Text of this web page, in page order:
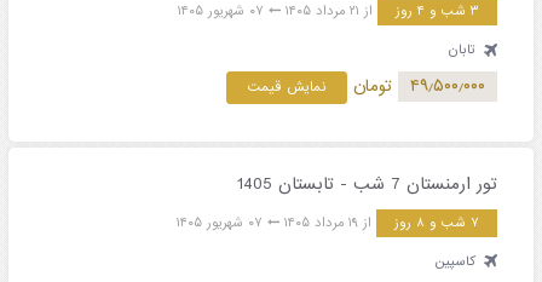
۳ شب و ۴ روز از ۲۱ مرداد ۱۴۰۵
۰۷ شهریور ۱۴۰۵
تابان
۴۹٫۵۰۰٫۰۰۰ تومان نمایش قیمت
تور ارمنستان 7 شب - تابستان 1405
۷ شب و ۸ روز از ۱۹ مرداد ۱۴۰۵
۰۷ شهریور ۱۴۰۵
کاسپین